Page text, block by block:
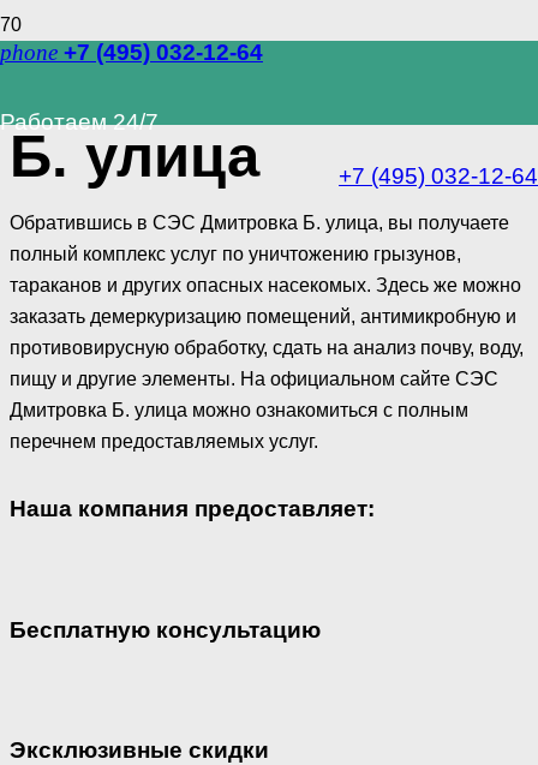
phone +7 (495) 032-12-64
Работаем 24/7
+7 (495) 032-12-64
Б. улица
Обратившись в СЭС Дмитровка Б. улица, вы получаете
полный комплекс услуг по уничтожению грызунов,
тараканов и других опасных насекомых. Здесь же можно
заказать демеркуризацию помещений, антимикробную и
противовирусную обработку, сдать на анализ почву, воду,
пищу и другие элементы. На официальном сайте СЭС
Дмитровка Б. улица можно ознакомиться с полным
перечнем предоставляемых услуг.
Наша компания предоставляет:
Бесплатную консультацию
Эксклюзивные скидки